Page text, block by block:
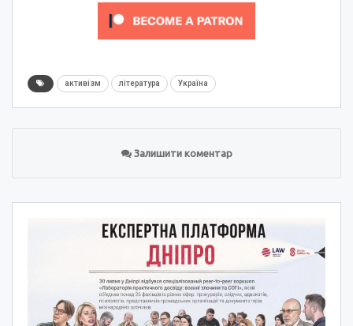
активізм література Україна
Залишити коментар